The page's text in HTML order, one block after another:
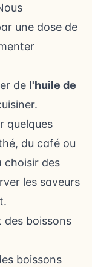
une dose de
de l'huile de
quelques
du café ou
choisir des
les saveurs
boissons